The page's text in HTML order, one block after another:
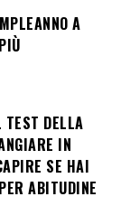
A
DELLA
IN
SE HAI
ABITUDINE